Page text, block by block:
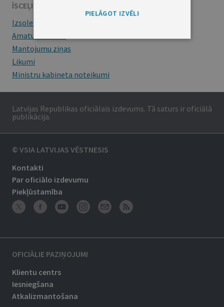
ĪSCEĻI
Izsoles
Amatu konkursi
Mantojumu ziņas
Likumi
Ministru kabineta noteikumi
Latvijas Republikas oficiālais izdevums. Tā saturs ir oficiālā
publikācija.
© VSIA LATVIJAS VĒSTNESIS
Kontakti
Par oficiālo izdevumu
Piekļūstamība
OFICIĀLIE PAZIŅOJUMI
Klientu centrs
Iesniegšana
Atkalizmantošana
PIELĀGOT IZVĒLI